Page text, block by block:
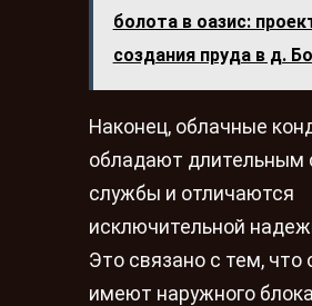
болота в оазис:
создания пруда в д.
Наконец, облачные
обладают длительным
службы и отличаются
исключительной
Это связано с тем, что
имеют наружного